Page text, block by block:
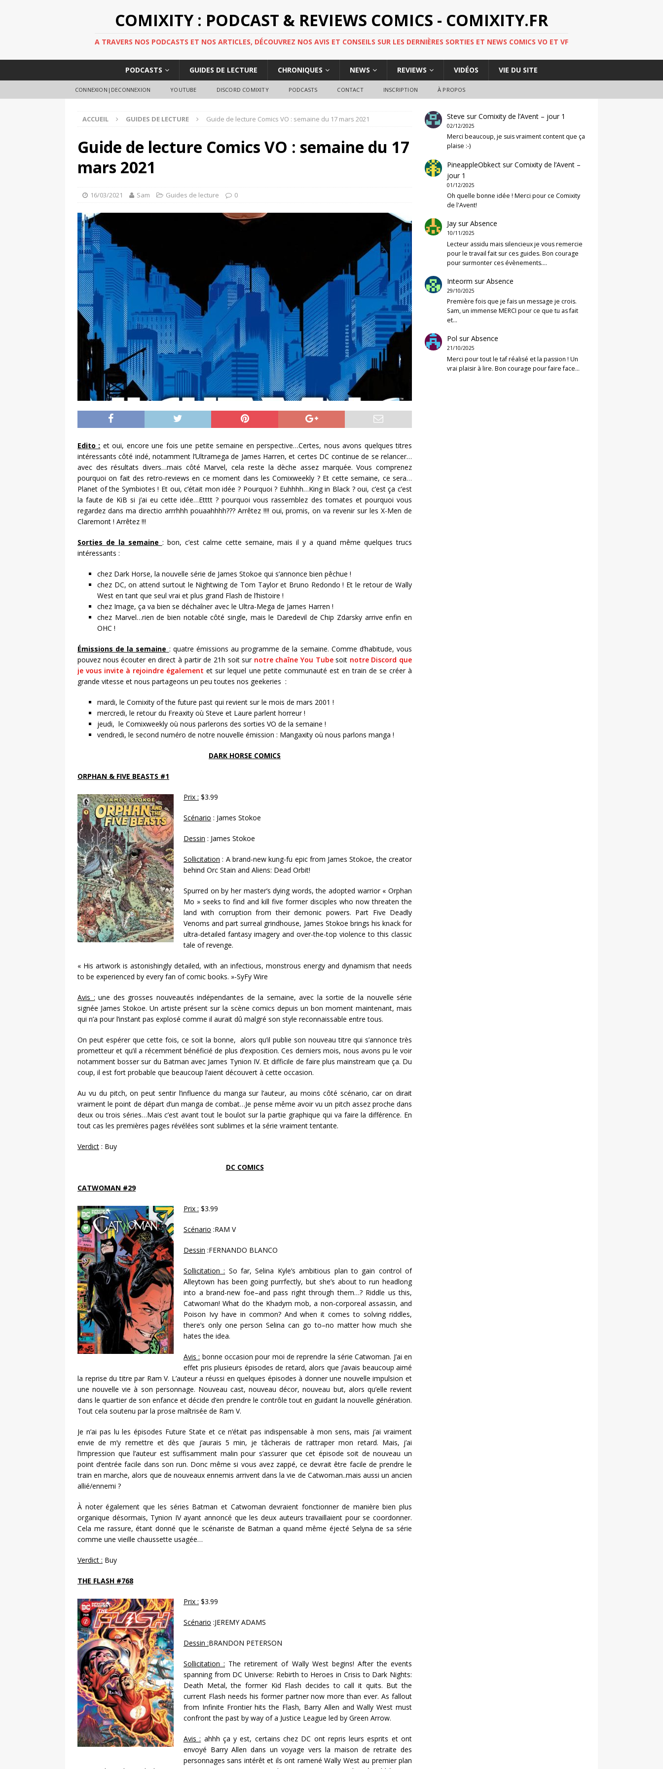
COMIXITY : PODCAST & REVIEWS COMICS - COMIXITY.FR
A TRAVERS NOS PODCASTS ET NOS ARTICLES, DÉCOUVREZ NOS AVIS ET CONSEILS SUR LES DERNIÈRES SORTIES ET NEWS COMICS VO ET VF
PODCASTS GUIDES DE LECTURE CHRONIQUES NEWS REVIEWS VIDÉOS VIE DU SITE
CONNEXION|DECONNEXION YOUTUBE DISCORD COMIXITY PODCASTS CONTACT INSCRIPTION À PROPOS
ACCUEIL GUIDES DE LECTURE Guide de lecture Comics VO : semaine du 17 mars 2021
Guide de lecture Comics VO : semaine du 17
mars 2021
16/03/2021 Sam Guides de lecture 0
Edito : et oui, encore une fois une petite semaine en perspective…Certes, nous avons quelques titres
intéressants côté indé, notamment l’Ultramega de James Harren, et certes DC continue de se relancer…
avec des résultats divers…mais côté Marvel, cela reste la dèche assez marquée. Vous comprenez
pourquoi on fait des retro-reviews en ce moment dans les Comixweekly ? Et cette semaine, ce sera…
Planet of the Symbiotes ! Et oui, c’était mon idée ? Pourquoi ? Euhhhh…King in Black ? oui, c’est ça c’est
la faute de KiB si j’ai eu cette idée…Etttt ? pourquoi vous rassemblez des tomates et pourquoi vous
regardez dans ma directio arrrhhh pouaahhhh??? Arrêtez !!!! oui, promis, on va revenir sur les X-Men de
Claremont ! Arrêtez !!!
Sorties de la semaine : bon, c’est calme cette semaine, mais il y a quand même quelques trucs
intéressants :
chez Dark Horse, la nouvelle série de James Stokoe qui s’annonce bien pêchue !
chez DC, on attend surtout le Nightwing de Tom Taylor et Bruno Redondo ! Et le retour de Wally
West en tant que seul vrai et plus grand Flash de l’histoire !
chez Image, ça va bien se déchaîner avec le Ultra-Mega de James Harren !
chez Marvel…rien de bien notable côté single, mais le Daredevil de Chip Zdarsky arrive enfin en
OHC !
Émissions de la semaine : quatre émissions au programme de la semaine. Comme d’habitude, vous
pouvez nous écouter en direct à partir de 21h soit surnotre chaîne You Tubesoit notre Discord que
je vous invite à rejoindre également et sur lequel une petite communauté est en train de se créer à
grande vitesse et nous partageons un peu toutes nos geekeries :
mardi, le Comixity of the future past qui revient sur le mois de mars 2001 !
mercredi, le retour du Freaxity où Steve et Laure parlent horreur !
jeudi, le Comixweekly où nous parlerons des sorties VO de la semaine !
vendredi, le second numéro de notre nouvelle émission : Mangaxity où nous parlons manga !
DARK HORSE COMICS
ORPHAN & FIVE BEASTS #1
Prix : $3.99
Scénario : James Stokoe
Dessin : James Stokoe
Sollicitation : A brand-new kung-fu epic from James Stokoe, the creator
behind Orc Stain and Aliens: Dead Orbit!
Spurred on by her master’s dying words, the adopted warrior « Orphan
Mo » seeks to find and kill five former disciples who now threaten the
land with corruption from their demonic powers. Part Five Deadly
Venoms and part surreal grindhouse, James Stokoe brings his knack for
ultra-detailed fantasy imagery and over-the-top violence to this classic
tale of revenge.
« His artwork is astonishingly detailed, with an infectious, monstrous energy and dynamism that needs
to be experienced by every fan of comic books. »-SyFy Wire
Avis : une des grosses nouveautés indépendantes de la semaine, avec la sortie de la nouvelle série
signée James Stokoe. Un artiste présent sur la scène comics depuis un bon moment maintenant, mais
qui n’a pour l’instant pas explosé comme il aurait dû malgré son style reconnaissable entre tous.
On peut espérer que cette fois, ce soit la bonne, alors qu’il publie son nouveau titre qui s’annonce très
prometteur et qu’il a récemment bénéficié de plus d’exposition. Ces derniers mois, nous avons pu le voir
notamment bosser sur du Batman avec James Tynion IV. Et difficile de faire plus mainstream que ça. Du
coup, il est fort probable que beaucoup l’aient découvert à cette occasion.
Au vu du pitch, on peut sentir l’influence du manga sur l’auteur, au moins côté scénario, car on dirait
vraiment le point de départ d’un manga de combat…Je pense même avoir vu un pitch assez proche dans
deux ou trois séries…Mais c’est avant tout le boulot sur la partie graphique qui va faire la différence. En
tout cas les premières pages révélées sont sublimes et la série vraiment tentante.
Verdict : Buy
DC COMICS
CATWOMAN #29
Prix : $3.99
Scénario :RAM V
Dessin :FERNANDO BLANCO
Sollicitation : So far, Selina Kyle’s ambitious plan to gain control of
Alleytown has been going purrfectly, but she’s about to run headlong
into a brand-new foe–and pass right through them…? Riddle us this,
Catwoman! What do the Khadym mob, a non-corporeal assassin, and
Poison Ivy have in common? And when it comes to solving riddles,
there’s only one person Selina can go to–no matter how much she
hates the idea.
Avis : bonne occasion pour moi de reprendre la série Catwoman. J’ai en
effet pris plusieurs épisodes de retard, alors que j’avais beaucoup aimé
la reprise du titre par Ram V. L’auteur a réussi en quelques épisodes à donner une nouvelle impulsion et
une nouvelle vie à son personnage. Nouveau cast, nouveau décor, nouveau but, alors qu’elle revient
dans le quartier de son enfance et décide d’en prendre le contrôle tout en guidant la nouvelle génération.
Tout cela soutenu par la prose maîtrisée de Ram V.
Je n’ai pas lu les épisodes Future State et ce n’était pas indispensable à mon sens, mais j’ai vraiment
envie de m’y remettre et dès que j’aurais 5 min, je tâcherais de rattraper mon retard. Mais, j’ai
l’impression que l’auteur est suffisamment malin pour s’assurer que cet épisode soit de nouveau un
point d’entrée facile dans son run. Donc même si vous avez zappé, ce devrait être facile de prendre le
train en marche, alors que de nouveaux ennemis arrivent dans la vie de Catwoman..mais aussi un ancien
allié/ennemi ?
À noter également que les séries Batman et Catwoman devraient fonctionner de manière bien plus
organique désormais, Tynion IV ayant annoncé que les deux auteurs travaillaient pour se coordonner.
Cela me rassure, étant donné que le scénariste de Batman a quand même éjecté Selyna de sa série
comme une vieille chaussette usagée…
Verdict : Buy
THE FLASH #768
Prix : $3.99
Scénario :JEREMY ADAMS
Dessin :BRANDON PETERSON
Sollicitation : The retirement of Wally West begins! After the events
spanning from DC Universe: Rebirth to Heroes in Crisis to Dark Nights:
Death Metal, the former Kid Flash decides to call it quits. But the
current Flash needs his former partner now more than ever. As fallout
from Infinite Frontier hits the Flash, Barry Allen and Wally West must
confront the past by way of a Justice League led by Green Arrow.
Avis : ahhh ça y est, certains chez DC ont repris leurs esprits et ont
envoyé Barry Allen dans un voyage vers la maison de retraite des
personnages sans intérêt et ils ont ramené Wally West au premier plan
Steve surComixity de l’Avent – jour 1
02/12/2025
Merci beaucoup, je suis vraiment content que ça
plaise :-)
PineappleObkect surComixity de l’Avent –
jour 1
01/12/2025
Oh quelle bonne idée ! Merci pour ce Comixity
de l'Avent!
Jay surAbsence
10/11/2025
Lecteur assidu mais silencieux je vous remercie
pour le travail fait sur ces guides. Bon courage
pour surmonter ces évènements.…
Inteorm surAbsence
29/10/2025
Première fois que je fais un message je crois.
Sam, un immense MERCI pour ce que tu as fait
et…
Pol surAbsence
21/10/2025
Merci pour tout le taf réalisé et la passion ! Un
vrai plaisir à lire. Bon courage pour faire face…